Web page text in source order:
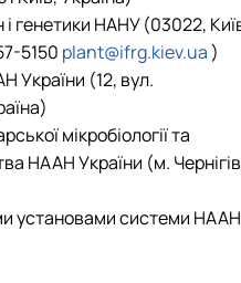
і генетики НАНУ (03022,
5150 plant@ifrg.kiev.ua)
України (12, вул.
мікробіології та
НААН України (м.
установами системи НААН